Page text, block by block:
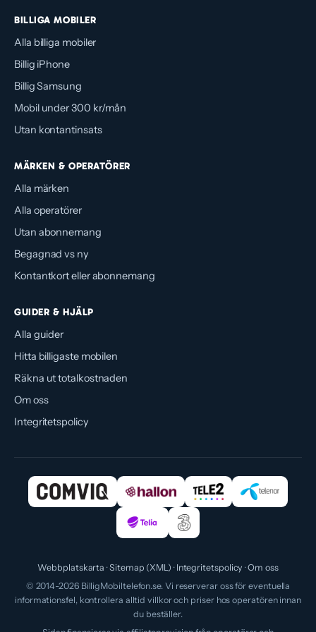
BILLIGA MOBILER
Alla billiga mobiler
Billig iPhone
Billig Samsung
Mobil under 300 kr/mån
Utan kontantinsats
MÄRKEN & OPERATÖRER
Alla märken
Alla operatörer
Utan abonnemang
Begagnad vs ny
Kontantkort eller abonnemang
GUIDER & HJÄLP
Alla guider
Hitta billigaste mobilen
Räkna ut totalkostnaden
Om oss
Integritetspolicy
Webbplatskarta Sitemap (XML) Integritetspolicy Om oss
© 2014-2026 BilligMobiltelefon.se. Vi reserverar oss för eventuella
informationsfel, kontrollera alltid villkor och priser hos operatören innan
du beställer.